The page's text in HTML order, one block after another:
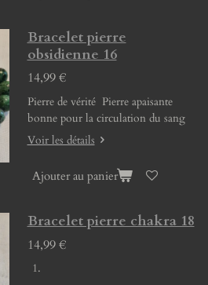
Bracelet pierre
obsidienne 16
14,99 €
Pierre de vérité Pierre apaisante
bonne pour la circulation du sang
Voir les détails
Ajouter au panier
Bracelet pierre chakra 18
14,99 €